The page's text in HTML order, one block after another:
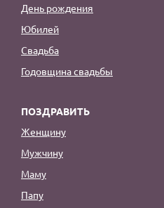
День рождения
Юбилей
Свадьба
Годовщина свадьбы
ПОЗДРАВИТЬ
Женщину
Мужчину
Маму
Папу